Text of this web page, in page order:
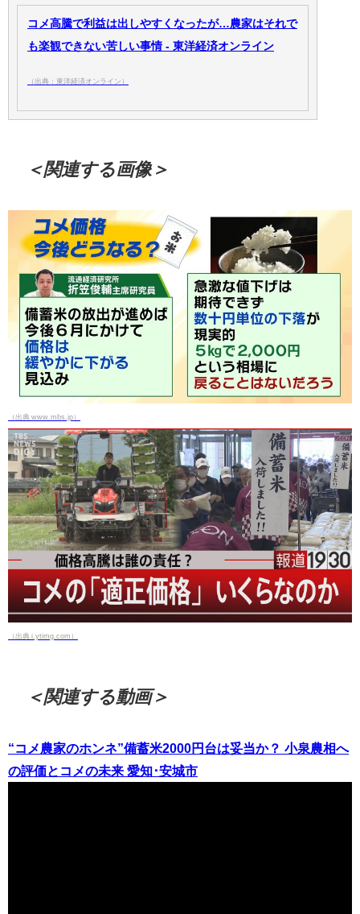
コメ高騰で利益は出しやすくなったが…農家はそれで
も楽観できない苦しい事情 - 東洋経済オンライン
（出典：東洋経済オンライン）
＜関連する画像＞
（出典 www.mbs.jp）
（出典 i.ytimg.com）
＜関連する動画＞
“コメ農家のホンネ”備蓄米2000円台は妥当か？ 小泉農相へ
の評価とコメの未来 愛知･安城市